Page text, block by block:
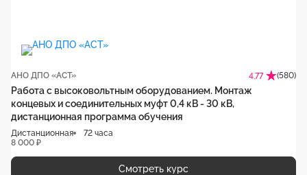
АНО ДПО «АСТ» 4.77 (580)
Работа с высоковольтным оборудованием. Монтаж
концевых и соединительных муфт 0,4 кВ - 30 кВ,
дистанционная программа обучения
Дистанционная
72 часа
8 000 ₽
Смотреть курс